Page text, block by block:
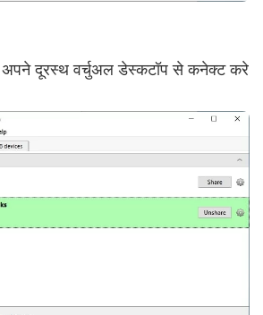
दूरस्थ वर्चुअल डेस्कटॉप से कनेक्ट करे